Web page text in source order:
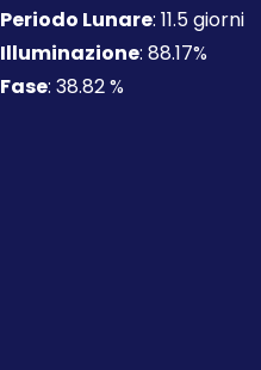
Periodo Lunare: 11.5 giorni
Illuminazione: 88.17%
Fase: 38.82 %